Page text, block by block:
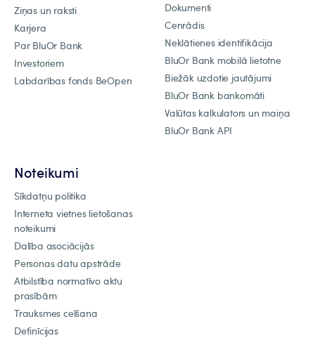
Ziņas un raksti
Karjera
Par BluOr Bank
Investoriem
Labdarības fonds BeOpen
Dokumenti
Cenrādis
Neklātienes identifikācija
BluOr Bank mobilā lietotne
Biežāk uzdotie jautājumi
BluOr Bank bankomāti
Valūtas kalkulators un maiņa
BluOr Bank API
Noteikumi
Sīkdatņu politika
Interneta vietnes lietošanas
noteikumi
Dalība asociācijās
Personas datu apstrāde
Atbilstība normatīvo aktu
prasībām
Trauksmes celšana
Definīcijas